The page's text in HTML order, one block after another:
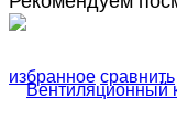
избранное сравнить